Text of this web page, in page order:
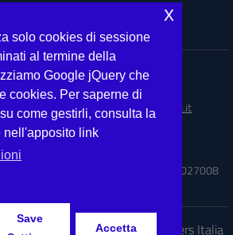
148 n. 73 - 98123 Messina
Email:MEIS027008@istruzione.it
(PEC): meis027008@pec.istruzione.it
Amministrazioni (IPA): ISTSC_MEIS027008
Idea e progetto di Designers Italia
solo cookies di sessione
al termine della
Google jQuery che
cookies. Per saperne di
come gestirli, consulta la
link
Save
Accetta
x